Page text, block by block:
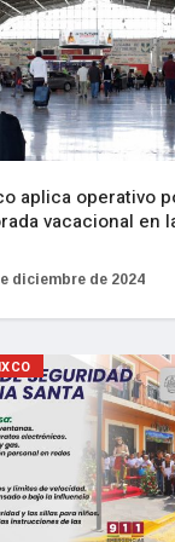
aplica operativo
vacacional en
diciembre de 2024